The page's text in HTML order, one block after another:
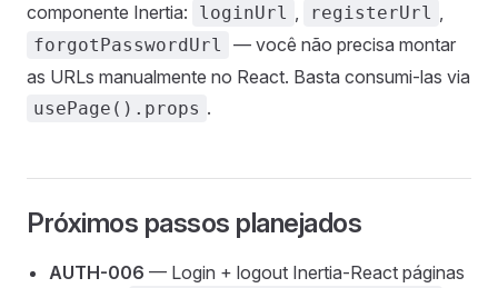
componente Inertia:
loginUrl , registerUrl ,
forgotPasswordUrl
— você não precisa montar
as URLs manualmente no React. Basta consumi-las via
usePage().props .
Próximos passos planejados
AUTH-006 — Login + logout Inertia-React páginas